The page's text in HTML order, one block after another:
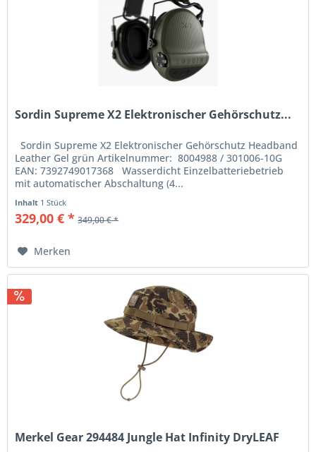
Sordin Supreme X2 Elektronischer Gehörschutz...
Sordin Supreme X2 Elektronischer Gehörschutz Headband
Leather Gel grün Artikelnummer: 8004988 / 301006-10G
EAN: 7392749017368 Wasserdicht Einzelbatteriebetrieb
mit automatischer Abschaltung (4...
Inhalt 1 Stück
329,00 € * 349,00 € *
Merken
Merkel Gear 294484 Jungle Hat Infinity DryLEAF